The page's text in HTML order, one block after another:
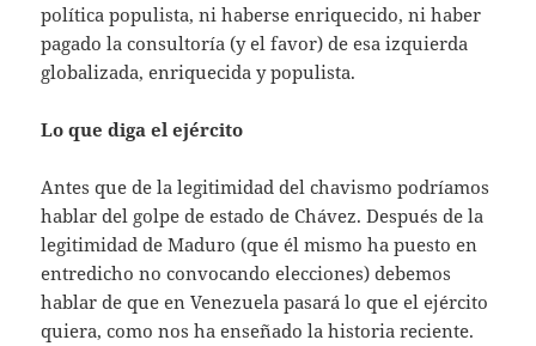
política populista, ni haberse enriquecido, ni haber
pagado la consultoría (y el favor) de esa izquierda
globalizada, enriquecida y populista.
Lo que diga el ejército
Antes que de la legitimidad del chavismo podríamos
hablar del golpe de estado de Chávez. Después de la
legitimidad de Maduro (que él mismo ha puesto en
entredicho no convocando elecciones) debemos
hablar de que en Venezuela pasará lo que el ejército
quiera, como nos ha enseñado la historia reciente.